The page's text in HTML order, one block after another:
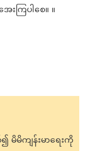
းကြပါစေ။ ။
မိမိကျန်းမာရေးကို